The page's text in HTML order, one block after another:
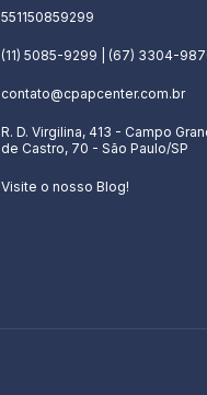
551150859299
(11) 5085-9299 | (67) 3304-
contato@cpapcenter.com.br
R. D. Virgilina, 413 - Campo
de Castro, 70 - São Paulo/SP
Visite o nosso Blog!